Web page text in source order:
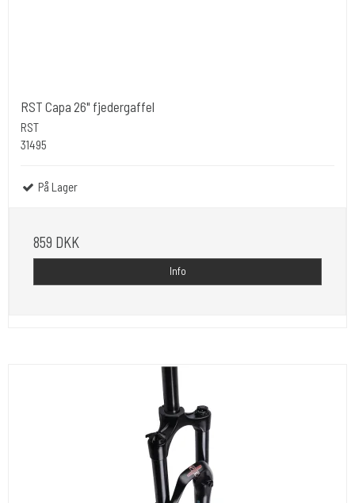
RST Capa 26" fjedergaffel
RST
31495
På Lager
859 DKK
Info